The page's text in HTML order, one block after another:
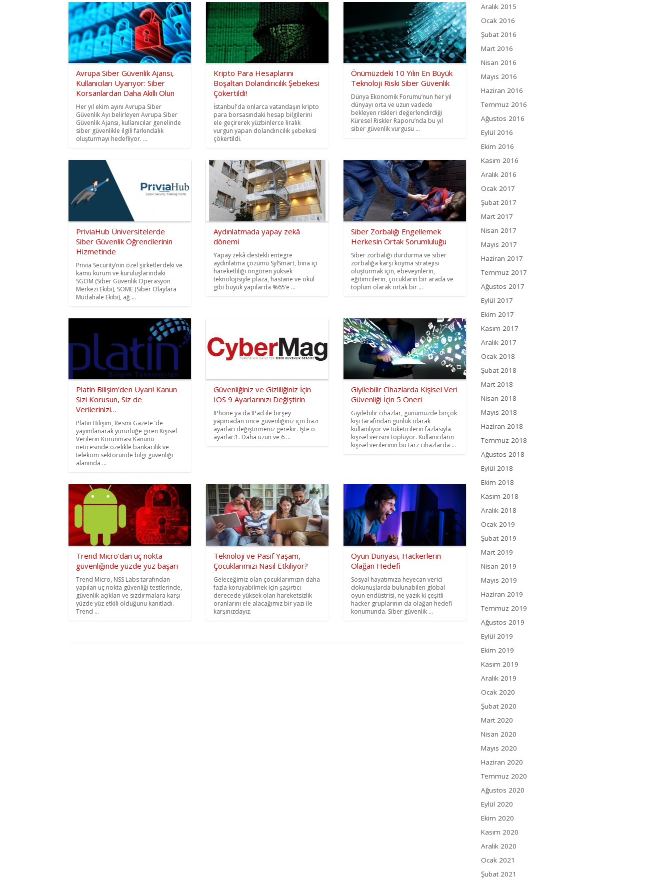
Avrupa Siber Güvenlik Ajansı,
Kullanıcıları Uyarıyor: Siber
Korsanlardan Daha Akıllı Olun
Her yıl ekim ayını Avrupa Siber
Güvenlik Ayı belirleyen Avrupa Siber
Güvenlik Ajansı, kullanıcılar genelinde
siber güvenlikle ilgili farkındalık
oluşturmayı hedefliyor. ...
Kripto Para Hesaplarını
Boşaltan Dolandırıcılık Şebekesi
Çökertildi!
İstanbul'da onlarca vatandaşın kripto
para borsasındaki hesap bilgilerini
ele geçirerek yüzbinlerce liralık
vurgun yapan dolandırıcılık şebekesi
çökertildi.
Önümüzdeki 10 Yılın En Büyük
Teknoloji Riski Siber Güvenlik
Dünya Ekonomik Forumu’nun her yıl
dünyayı orta ve uzun vadede
bekleyen riskleri değerlendirdiği
Küresel Riskler Raporu’nda bu yıl
siber güvenlik vurgusu ...
PriviaHub Üniversitelerde
Siber Güvenlik Öğrencilerinin
Hizmetinde
Privia Security’nin özel şirketlerdeki ve
kamu kurum ve kuruluşlarındaki
SGOM (Siber Güvenlik Operasyon
Merkezi Ekibi), SOME (Siber Olaylara
Müdahale Ekibi), ağ ...
Aydınlatmada yapay zekâ
dönemi
Yapay zekâ destekli entegre
aydınlatma çözümü SylSmart, bina içi
hareketliliği öngören yüksek
teknolojisiyle plaza, hastane ve okul
gibi büyük yapılarda %65’e ...
Siber Zorbalığı Engellemek
Herkesin Ortak Sorumluluğu
Siber zorbalığı durdurma ve siber
zorbalığa karşı koyma stratejisi
oluşturmak için, ebeveynlerin,
eğitimcilerin, çocukların bir arada ve
toplum olarak ortak bir ...
Platin Bilişim’den Uyarı! Kanun
Sizi Korusun, Siz de
Verilerinizi…
Platin Bilişim, Resmi Gazete ’de
yayımlanarak yürürlüğe giren Kişisel
Verilerin Korunması Kanunu
neticesinde özelikle bankacılık ve
telekom sektöründe bilgi güvenliği
alanında ...
Güvenliğiniz ve Gizliliğiniz İçin
IOS 9 Ayarlarınızı Değiştirin
IPhone ya da IPad ile birşey
yapmadan önce güvenliğiniz için bazı
ayarları değiştirmeniz gerekir. İşte o
ayarlar:1. Daha uzun ve 6 ...
Giyilebilir Cihazlarda Kişisel Veri
Güvenliği İçin 5 Öneri
Giyilebilir cihazlar, günümüzde birçok
kişi tarafından günlük olarak
kullanılıyor ve tüketicilerin fazlasıyla
kişisel verisini topluyor. Kullanıcıların
kişisel verilerinin bu tarz cihazlarda ...
Trend Micro’dan uç nokta
güvenliğinde yüzde yüz başarı
Trend Micro, NSS Labs tarafından
yapılan uç nokta güvenliği testlerinde,
güvenlik açıkları ve sızdırmalara karşı
yüzde yüz etkili olduğunu kanıtladı.
Trend ...
Teknoloji ve Pasif Yaşam,
Çocuklarımızı Nasıl Etkiliyor?
Geleceğimiz olan çocuklarımızın daha
fazla koruyabilmek için şaşırtıcı
derecede yüksek olan hareketsizlik
oranlarını ele alacağımız bir yazı ile
karşınızdayız.
Oyun Dünyası, Hackerlerin
Olağan Hedefi
Sosyal hayatımıza heyecan verici
dokunuşlarda bulunabilen global
oyun endüstrisi, ne yazık ki çeşitli
hacker gruplarının da olağan hedefi
konumunda. Siber güvenlik ...
Aralık 2015
Ocak 2016
Şubat 2016
Mart 2016
Nisan 2016
Mayıs 2016
Haziran 2016
Temmuz 2016
Ağustos 2016
Eylül 2016
Ekim 2016
Kasım 2016
Aralık 2016
Ocak 2017
Şubat 2017
Mart 2017
Nisan 2017
Mayıs 2017
Haziran 2017
Temmuz 2017
Ağustos 2017
Eylül 2017
Ekim 2017
Kasım 2017
Aralık 2017
Ocak 2018
Şubat 2018
Mart 2018
Nisan 2018
Mayıs 2018
Haziran 2018
Temmuz 2018
Ağustos 2018
Eylül 2018
Ekim 2018
Kasım 2018
Aralık 2018
Ocak 2019
Şubat 2019
Mart 2019
Nisan 2019
Mayıs 2019
Haziran 2019
Temmuz 2019
Ağustos 2019
Eylül 2019
Ekim 2019
Kasım 2019
Aralık 2019
Ocak 2020
Şubat 2020
Mart 2020
Nisan 2020
Mayıs 2020
Haziran 2020
Temmuz 2020
Ağustos 2020
Eylül 2020
Ekim 2020
Kasım 2020
Aralık 2020
Ocak 2021
Şubat 2021